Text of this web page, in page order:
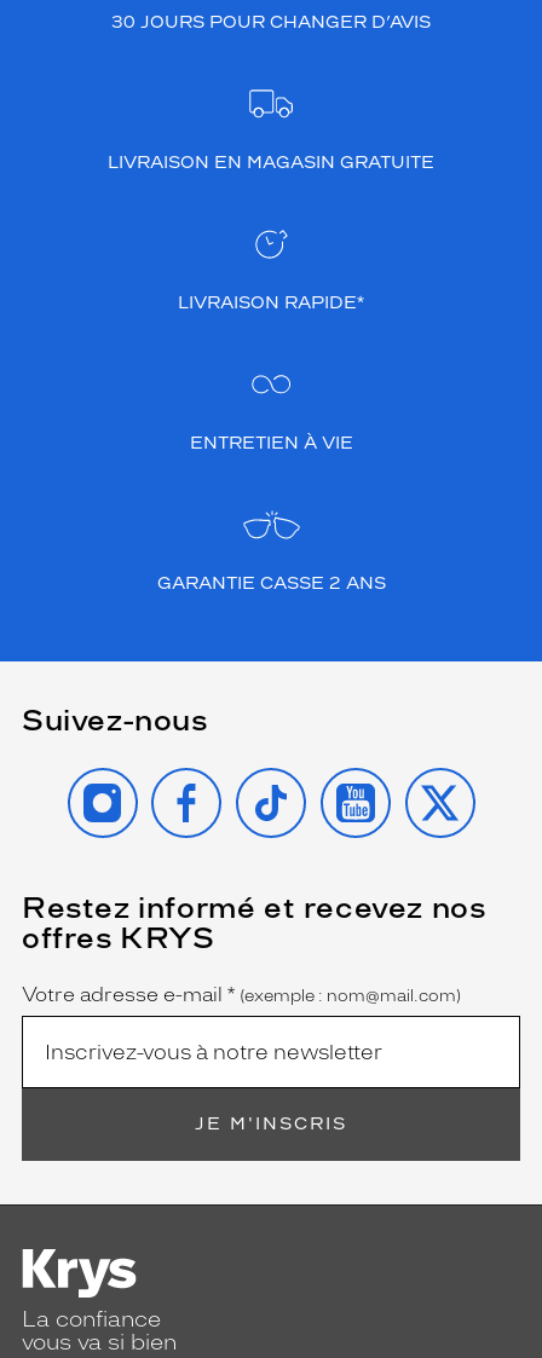
30 JOURS POUR CHANGER D’AVIS
LIVRAISON EN MAGASIN GRATUITE
LIVRAISON RAPIDE*
ENTRETIEN À VIE
GARANTIE CASSE 2 ANS
Suivez-nous
INSTAGRAMFACEBOOK
TIKTOK YOUTUBE
X
Restez informé et recevez nos
offres KRYS
Name
Votre adresse e-mail *
(Ce
champ
est
(exemple : nom@mail.com)
JE M'INSCRIS
La confiance
vous va si bien